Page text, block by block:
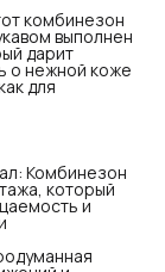
комбинезон
выполнен
дарит
о нежной коже
для
Комбинезон
который
и